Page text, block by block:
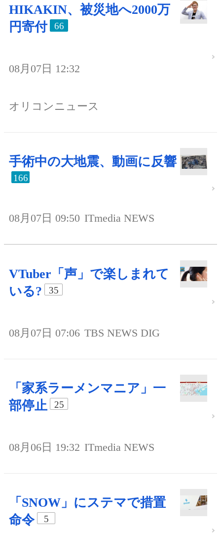
HIKAKIN、被災地へ2000万
円寄付
66
08月07日 12:32
オリコンニュース
手術中の大地震、動画に反響
166
08月07日 09:50 ITmedia NEWS
VTuber「声」で楽しまれて
いる?
35
08月07日 07:06 TBS NEWS DIG
「家系ラーメンマニア」一
部停止
25
08月06日 19:32 ITmedia NEWS
「SNOW」にステマで措置
命令
5